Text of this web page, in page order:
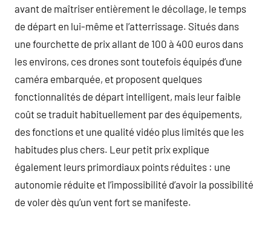
avant de maîtriser entièrement le décollage, le temps
de départ en lui-même et l’atterrissage. Situés dans
une fourchette de prix allant de 100 à 400 euros dans
les environs, ces drones sont toutefois équipés d’une
caméra embarquée, et proposent quelques
fonctionnalités de départ intelligent, mais leur faible
coût se traduit habituellement par des équipements,
des fonctions et une qualité vidéo plus limités que les
habitudes plus chers. Leur petit prix explique
également leurs primordiaux points réduites : une
autonomie réduite et l’impossibilité d’avoir la possibilité
de voler dès qu’un vent fort se manifeste.